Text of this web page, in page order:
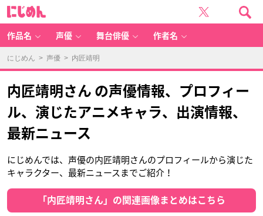
作品名 声優 舞台俳優 作者名
にじめん > 声優 > 内匠靖明
内匠靖明さん の声優情報、プロフィー
ル、演じたアニメキャラ、出演情報、
最新ニュース
にじめんでは、声優の内匠靖明さんのプロフィールから演じた
キャラクター、最新ニュースまでご紹介！
「内匠靖明さん」の関連画像まとめはこちら